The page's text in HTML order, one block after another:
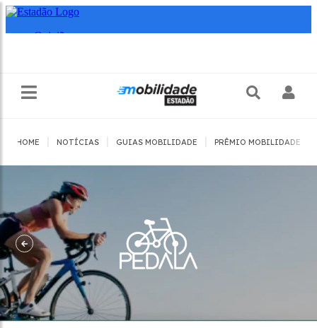
HOME NOTÍCIAS GUIAS MOBILIDADE PRÊMIO MOBILIDADE